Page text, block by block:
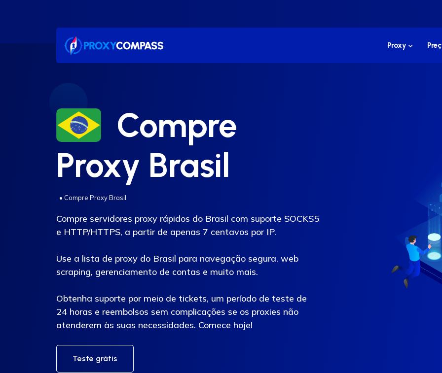
Proxy
Compre
Proxy Brasil
• Compre Proxy Brasil
Compre servidores proxy rápidos do Brasil com suporte SOCKS5
e HTTP/HTTPS, a partir de apenas 7 centavos por IP.
Use a lista de proxy do Brasil para navegação segura, web
scraping, gerenciamento de contas e muito mais.
Obtenha suporte por meio de tickets, um período de teste de
24 horas e reembolsos sem complicações se os proxies não
atenderem às suas necessidades. Comece hoje!
Teste grátis